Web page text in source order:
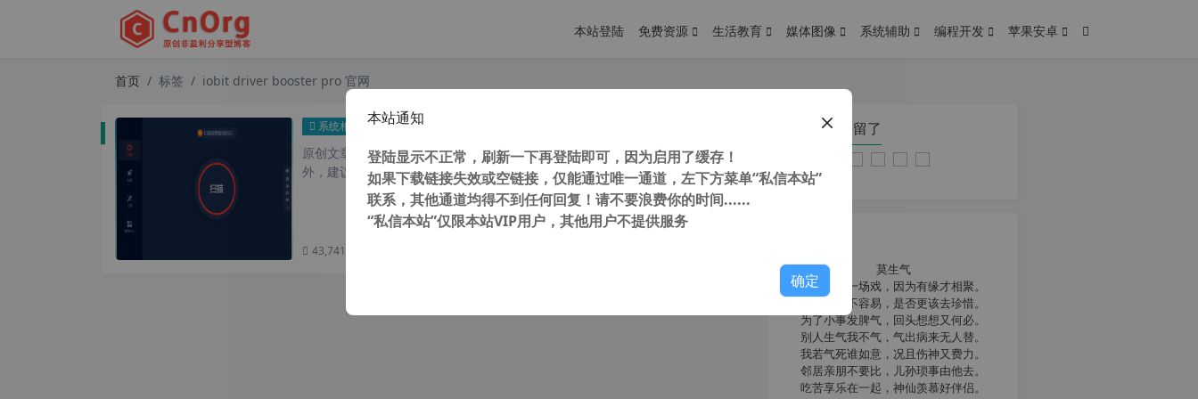
本站登陆 免费资源 生活教育 媒体图像 系统辅助 编程开发 苹果安卓
首页 标签 iobit driver booster pro 官网
系统相关 IObit Driver Booster Pro 10.5.0.139 驱动管理 驱动更新工具
原创文章，转载请注明： 转载自 cnorg.12hp.de 注意： 由于网站空间位于国
外，建议避开晚上的访问高...
43,741 次浏览
您在本页停留了
莫生气
人生就像一场戏，因为有缘才相聚。
相扶到老不容易，是否更该去珍惜。
为了小事发脾气，回头想想又何必。
别人生气我不气，气出病来无人替。
我若气死谁如意，况且伤神又费力。
邻居亲朋不要比，儿孙琐事由他去。
吃苦享乐在一起，神仙羡慕好伴侣。
本站通知
登陆显示不正常，刷新一下再登陆即可，因为启用了缓存！
如果下载链接失效或空链接，仅能通过唯一通道，左下方菜单“私信本站”
联系，其他通道均得不到任何回复！请不要浪费你的时间......
“私信本站”仅限本站VIP用户，其他用户不提供服务
确定